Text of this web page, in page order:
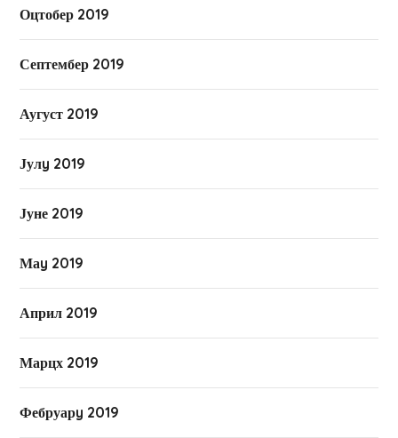
Оцтобер 2019
Септембер 2019
Аугуст 2019
Јулy 2019
Јуне 2019
Маy 2019
Април 2019
Марцх 2019
Фебруарy 2019